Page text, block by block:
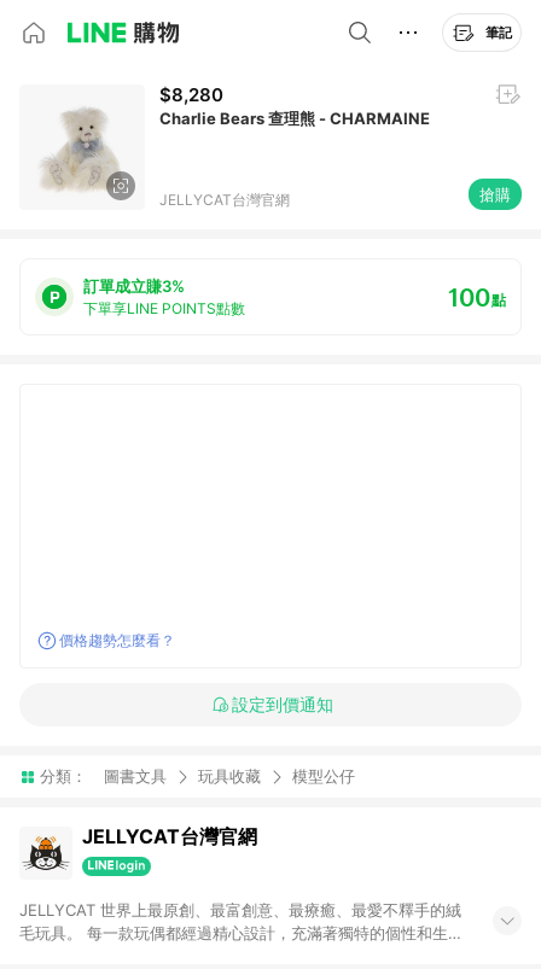
筆記
$8,280
Charlie Bears 查理熊 - CHARMAINE
JELLYCAT台灣官網 搶購
訂單成立賺3%
下單享LINE POINTS點數 100點
價格趨勢怎麼看？
設定到價通知
分類： 圖書文具 玩具收藏 模型公仔
JELLYCAT台灣官網
JELLYCAT 世界上最原創、最富創意、最療癒、最愛不釋手的絨
毛玩具。 每一款玩偶都經過精心設計，充滿著獨特的個性和生動